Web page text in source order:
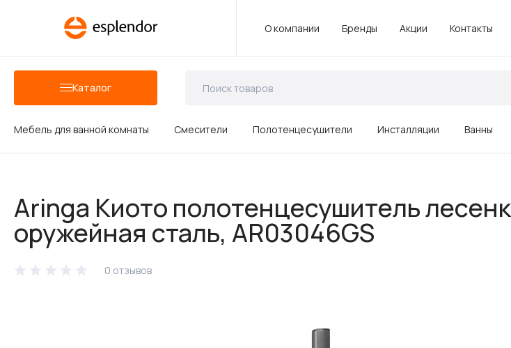
О компании Бренды Акции Контакты
Каталог
Аксессуары для ванных комнат Зеркала
Душевые аксессуары Душевые
Мебель для ванной комнаты Смесители Полотенцесушители Инсталляции Ванны
Aringa Киото полотенцесушитель
оружейная сталь, AR03046GS
0 отзывов